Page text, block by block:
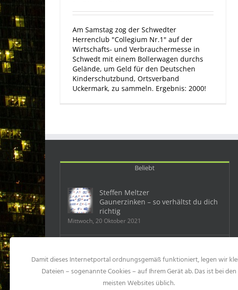
Am Samstag zog der Schwedter
Herrenclub "Collegium Nr.1" auf der
Wirtschafts- und Verbrauchermesse in
Schwedt mit einem Bollerwagen durchs
Gelände, um Geld für den Deutschen
Kinderschutzbund, Ortsverband
Uckermark, zu sammeln. Ergebnis: 2000!
Beliebt
Steffen Meltzer
Gaunerzinken – so verhältst du dich
richtig
Mittwoch, 20 Oktober 2021
dem Chef 500 000 Euro
Samstag, 23 Mai 2015
Damit dieses Internetportal ordnungsgemäß funktioniert, legen wir
Dateien – sogenannte Cookies – auf Ihrem Gerät ab. Das ist bei den
meisten Websites üblich.